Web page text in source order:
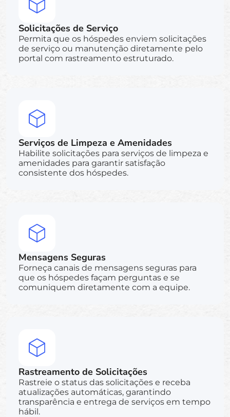
Solicitações de Serviço
Permita que os hóspedes enviem solicitações
de serviço ou manutenção diretamente pelo
portal com rastreamento estruturado.
Serviços de Limpeza e Amenidades
Habilite solicitações para serviços de limpeza e
amenidades para garantir satisfação
consistente dos hóspedes.
Mensagens Seguras
Forneça canais de mensagens seguras para
que os hóspedes façam perguntas e se
comuniquem diretamente com a equipe.
Rastreamento de Solicitações
Rastreie o status das solicitações e receba
atualizações automáticas, garantindo
transparência e entrega de serviços em tempo
hábil.